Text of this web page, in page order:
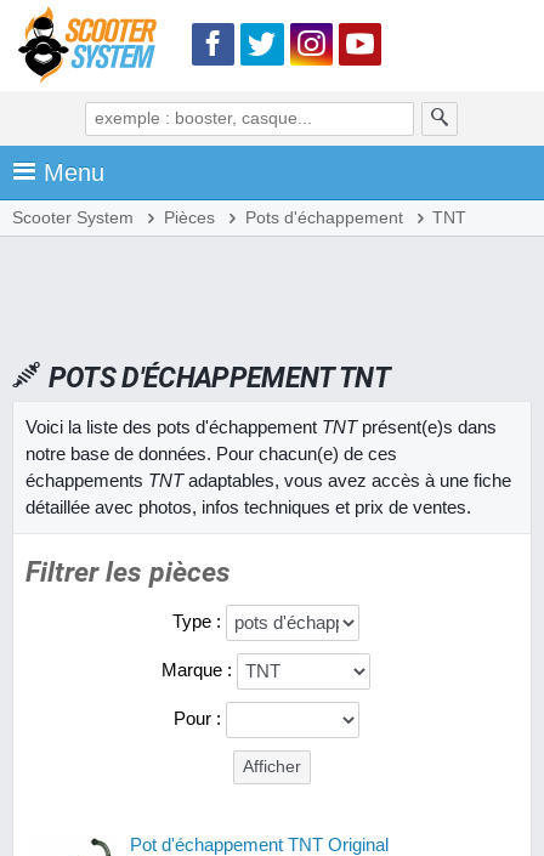
Menu
Scooter System Pièces Pots d'échappement TNT
POTS D'ÉCHAPPEMENT TNT
Voici la liste des pots d'échappement TNTprésent(e)s dans
notre base de données. Pour chacun(e) de ces
échappements TNTadaptables, vous avez accès à une fiche
détaillée avec photos, infos techniques et prix de ventes.
Filtrer les pièces
Type :
Marque :
Pour :
Pot d'échappement TNT Original